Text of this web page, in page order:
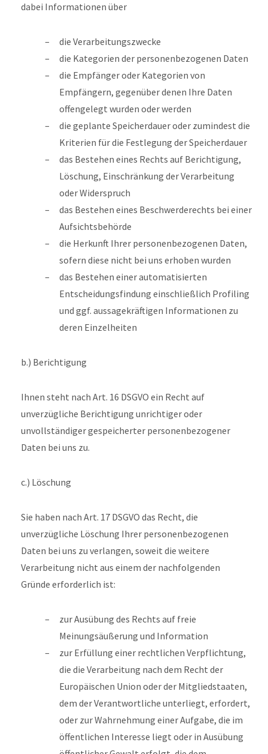
dabei Informationen über
die Verarbeitungszwecke
die Kategorien der personenbezogenen Daten
die Empfänger oder Kategorien von
Empfängern, gegenüber denen Ihre Daten
offengelegt wurden oder werden
die geplante Speicherdauer oder zumindest die
Kriterien für die Festlegung der Speicherdauer
das Bestehen eines Rechts auf Berichtigung,
Löschung, Einschränkung der Verarbeitung
oder Widerspruch
das Bestehen eines Beschwerderechts bei einer
Aufsichtsbehörde
die Herkunft Ihrer personenbezogenen Daten,
sofern diese nicht bei uns erhoben wurden
das Bestehen einer automatisierten
Entscheidungsfindung einschließlich Profiling
und ggf. aussagekräftigen Informationen zu
deren Einzelheiten
b.) Berichtigung
Ihnen steht nach Art. 16 DSGVO ein Recht auf
unverzügliche Berichtigung unrichtiger oder
unvollständiger gespeicherter personenbezogener
Daten bei uns zu.
c.) Löschung
Sie haben nach Art. 17 DSGVO das Recht, die
unverzügliche Löschung Ihrer personenbezogenen
Daten bei uns zu verlangen, soweit die weitere
Verarbeitung nicht aus einem der nachfolgenden
Gründe erforderlich ist:
zur Ausübung des Rechts auf freie
Meinungsäußerung und Information
zur Erfüllung einer rechtlichen Verpflichtung,
die die Verarbeitung nach dem Recht der
Europäischen Union oder der Mitgliedstaaten,
dem der Verantwortliche unterliegt, erfordert,
oder zur Wahrnehmung einer Aufgabe, die im
öffentlichen Interesse liegt oder in Ausübung